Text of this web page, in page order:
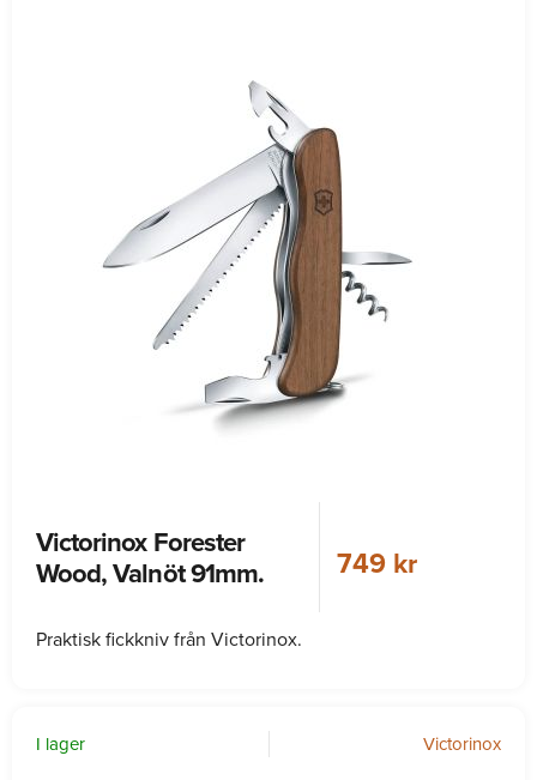
Victorinox Forester
Wood, Valnöt 91mm.
749 kr
Praktisk fickkniv från Victorinox.
I lager Victorinox